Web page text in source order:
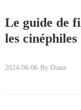
Le guide de
les cinéphiles
2024-08-06 By Diane